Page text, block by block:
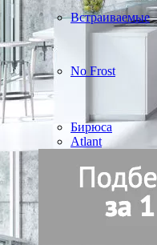
Встраиваемые
No Frost
Бирюса
Atlant